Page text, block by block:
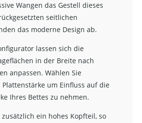
Wangen das Gestell dieses
seitlichen
das moderne Design ab.
lassen sich die
in der Breite nach
anpassen. Wählen Sie
Plattenstärke um Einfluss auf die
Ihres Bettes zu nehmen.
zusätzlich ein hohes Kopfteil, so